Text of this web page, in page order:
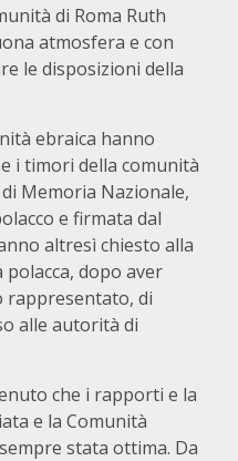
di Roma Ruth
atmosfera e con
le disposizioni della
ebraica hanno
i timori della comunità
Memoria Nazionale,
e firmata dal
altresì chiesto alla
dopo aver
rappresentato, di
alle autorità di
che i rapporti e la
e la Comunità
stata ottima. Da